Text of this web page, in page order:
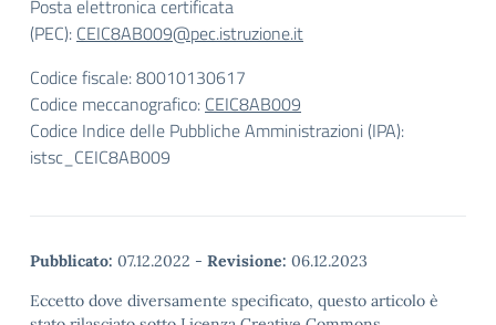
Posta elettronica certificata
(PEC): CEIC8AB009@pec.istruzione.it
Codice fiscale: 80010130617
Codice meccanografico: CEIC8AB009
Codice Indice delle Pubbliche Amministrazioni (IPA):
istsc_CEIC8AB009
Pubblicato: 07.12.2022 - Revisione: 06.12.2023
Eccetto dove diversamente specificato, questo articolo è